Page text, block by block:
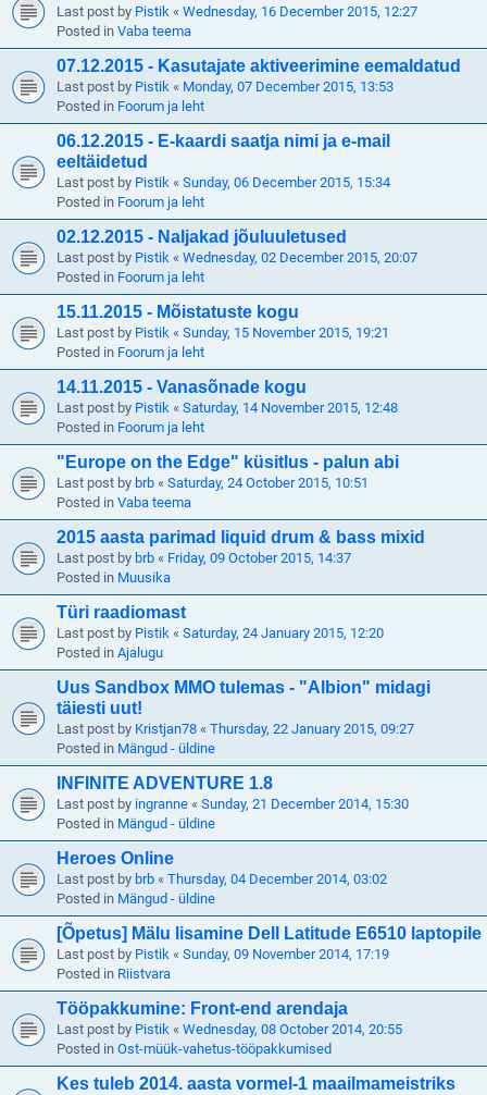
Last post by Pistik « Wednesday, 16 December 2015, 12:27
Posted in Vaba teema
07.12.2015 - Kasutajate aktiveerimine eemaldatud
Last post by Pistik « Monday, 07 December 2015, 13:53
Posted in Foorum ja leht
06.12.2015 - E-kaardi saatja nimi ja e-mail
eeltäidetud
Last post by Pistik « Sunday, 06 December 2015, 15:34
Posted in Foorum ja leht
02.12.2015 - Naljakad jõuluuletused
Last post by Pistik « Wednesday, 02 December 2015, 20:07
Posted in Foorum ja leht
15.11.2015 - Mõistatuste kogu
Last post by Pistik « Sunday, 15 November 2015, 19:21
Posted in Foorum ja leht
14.11.2015 - Vanasõnade kogu
Last post by Pistik « Saturday, 14 November 2015, 12:48
Posted in Foorum ja leht
"Europe on the Edge" küsitlus - palun abi
Last post by brb « Saturday, 24 October 2015, 10:51
Posted in Vaba teema
2015 aasta parimad liquid drum & bass mixid
Last post by brb « Friday, 09 October 2015, 14:37
Posted in Muusika
Türi raadiomast
Last post by Pistik « Saturday, 24 January 2015, 12:20
Posted in Ajalugu
Uus Sandbox MMO tulemas - "Albion" midagi
täiesti uut!
Last post by Kristjan78 « Thursday, 22 January 2015, 09:27
Posted in Mängud - üldine
INFINITE ADVENTURE 1.8
Last post by ingranne « Sunday, 21 December 2014, 15:30
Posted in Mängud - üldine
Heroes Online
Last post by brb « Thursday, 04 December 2014, 03:02
Posted in Mängud - üldine
[Õpetus] Mälu lisamine Dell Latitude E6510 laptopile
Last post by Pistik « Sunday, 09 November 2014, 17:19
Posted in Riistvara
Tööpakkumine: Front-end arendaja
Last post by Pistik « Wednesday, 08 October 2014, 20:55
Posted in Ost-müük-vahetus-tööpakkumised
Kes tuleb 2014. aasta vormel-1 maailmameistriks